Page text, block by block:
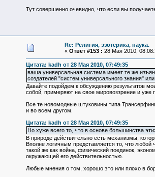
Тут совершенно очевидно, что если вы
Re: Религия, эзотерика, наука.
« Ответ #153 : 28 Мая 2010,
Цитата: kadh от 28 Мая 2010, 07:49:35
ваша универсальная система имеет те же
создателей "систем универсального знания"
Давайте подойдем к обсуждению результатов
собой, примеряют на свое мировоззрение и уже
Все те новомодные штуковины типа
и во всем другом.
Цитата: kadh от 28 Мая 2010, 07:49:35
Но хуже всего то, что в основе большинства
В природе действительно есть механизмы,
Вполне логичным представляется то, что
такой же как война, физический поединок,
окружающей его действительностью.
Любые мнения о том, хорошо это или плохо в